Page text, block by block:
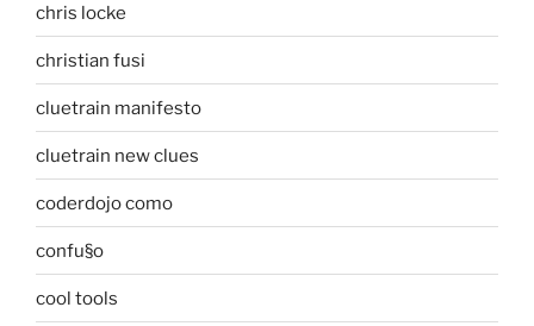
chris locke
christian fusi
cluetrain manifesto
cluetrain new clues
coderdojo como
confu§o
cool tools